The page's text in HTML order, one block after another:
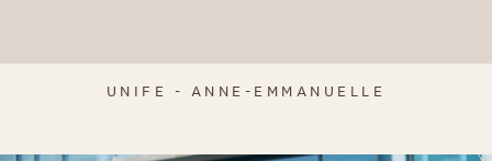
UNIFE - ANNE-EMMANUELLE